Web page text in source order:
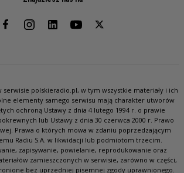
serwisie polskieradio.pl, w tym wszystkie materiały i ich
elementy samego serwisu mają charakter utworów
ochroną Ustawy z dnia 4 lutego 1994 r. o prawie
lub Ustawy z dnia 30 czerwca 2000 r. Prawo
Prawa o których mowa w zdaniu poprzedzającym
Radiu S.A. w likwidacji lub podmiotom trzecim.
zapisywanie, powielanie, reprodukowanie oraz
zamieszczonych w serwisie, zarówno w części,
bez uprzedniej pisemnej zgody uprawnionego.